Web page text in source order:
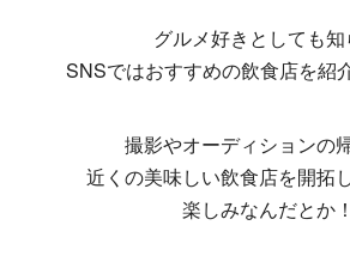
グルメ好きとしても
SNSではおすすめの飲食店を紹
撮影やオーディションの
近くの美味しい飲食店を開拓
楽しみなんだとか！